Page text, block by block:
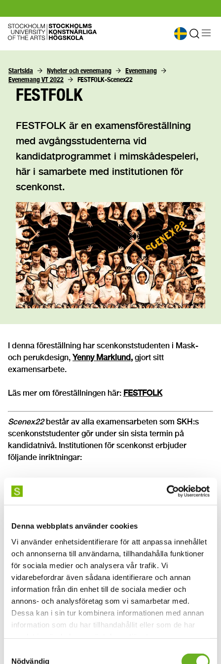
Denna webbplats använder cookies
Vi använder enhetsidentifierare för att anpassa innehållet
och annonserna till användarna, tillhandahålla funktioner
för sociala medier och analysera vår trafik. Vi
vidarebefordrar även sådana identifierare och annan
information från din enhet till de sociala medier och
annons- och analysföretag som vi samarbetar med.
Dessa kan i sin tur kombinera informationen med annan
information som du har tillhandahållit eller som de har
Nödvändig
Startsida Nyheter och evenemang
Evenemang
Evenemang VT 2022
FESTFOLK-Scenex22
FESTFOLK
FESTFOLK är en examensföreställning
med avgångsstudenterna vid
kandidatprogrammet i mimskådespeleri,
här i samarbete med institutionen för
scenkonst.
I denna föreställning har scenkonststudenten i Mask-
och perukdesign, Yenny Marklund, gjort sitt
examensarbete.
Läs mer om föreställningen här: FESTFOLK
Scenex22består av alla examensarbeten som SKH:s
scenkonststudenter gör under sin sista termin på
kandidatnivå. Institutionen för scenkonst erbjuder
följande inriktningar:
Ljusdesign
Mask- och perukdesign
Produktionsteknisk samordning
Scenkonstproducent
Scenografi
Här kan du läsa mer om Scenex22.